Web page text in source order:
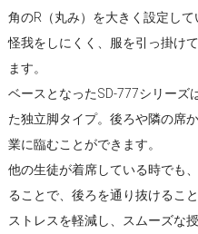
角のR（丸み）を大きく設定し
怪我をしにくく、服を引っ掛け
ます。
ベースとなったSD-777シリーズ
た独立脚タイプ。後ろや隣の席
業に臨むことができます。
他の生徒が着席している時でも
ることで、後ろを通り抜けるこ
ストレスを軽減し、スムーズな